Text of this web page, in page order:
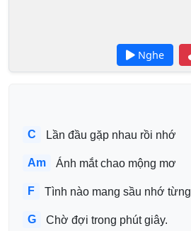
Nghe
C Lần đầu gặp nhau rồi nhớ
Am Ánh mắt chao mộng mơ
F Tình nào mang sầu nhớ
G Chờ đợi trong phút giây.